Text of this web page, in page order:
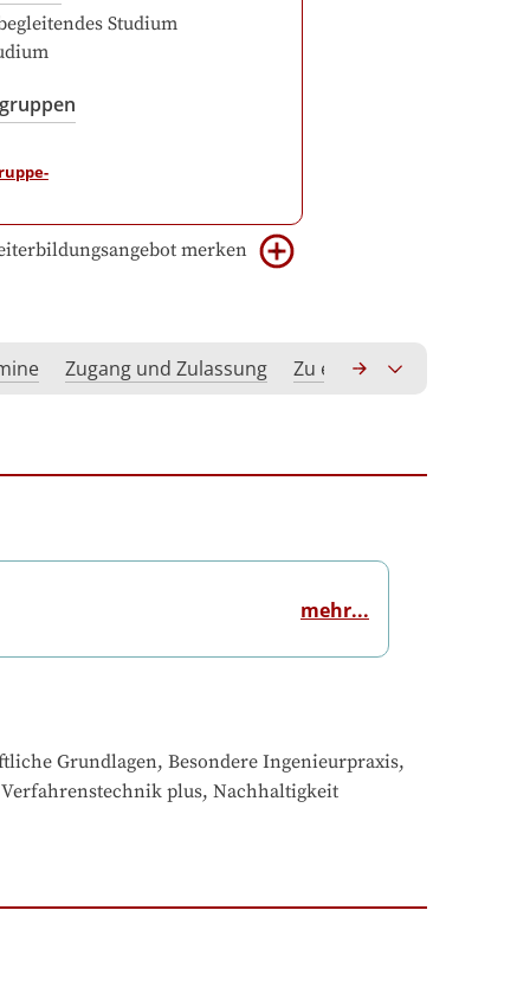
Studium
merken
Zugang und Zulassung Zu erwerbende
mehr...
Grundlagen, Besondere Ingenieurpraxis,
plus, Nachhaltigkeit